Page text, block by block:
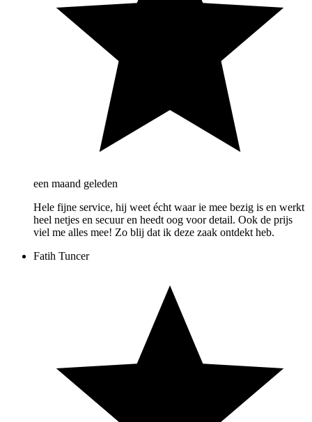
een maand geleden
Hele fijne service, hij weet écht waar ie mee bezig is en werkt
heel netjes en secuur en heedt oog voor detail. Ook de prijs
viel me alles mee! Zo blij dat ik deze zaak ontdekt heb.
Fatih Tuncer